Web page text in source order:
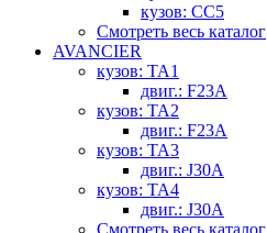
кузов: CC5
Смотреть весь каталог
AVANCIER
кузов: TA1
двиг.: F23A
кузов: TA2
двиг.: F23A
кузов: TA3
двиг.: J30A
кузов: TA4
двиг.: J30A
Смотреть весь каталог